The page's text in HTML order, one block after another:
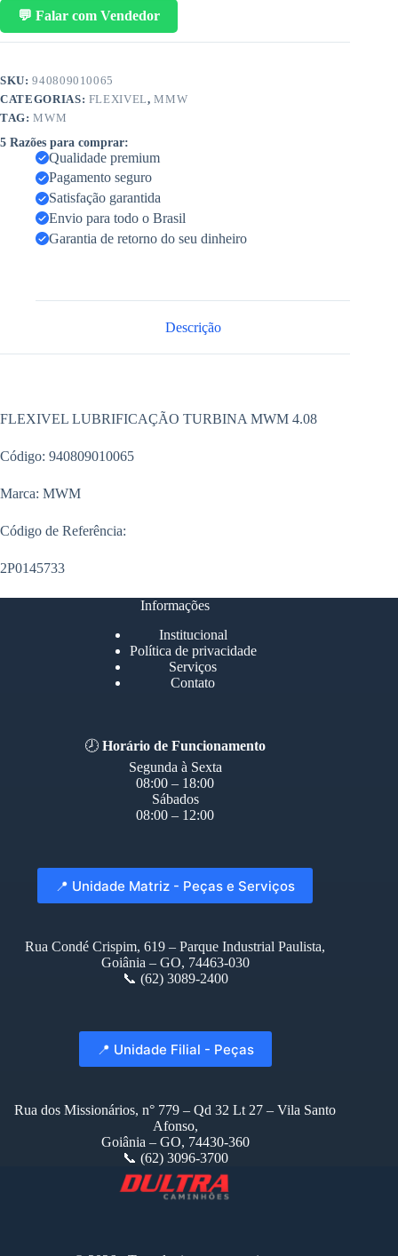
💬 Falar com Vendedor
SKU:940809010065
CATEGORIAS: FLEXIVEL,MMW
TAG:MWM
5 Razões para comprar:
Qualidade premium
Pagamento seguro
Satisfação garantida
Envio para todo o Brasil
Garantia de retorno do seu dinheiro
Descrição
FLEXIVEL LUBRIFICAÇÃO TURBINA MWM 4.08
Código: 940809010065
Marca: MWM
Código de Referência:
2P0145733
Informações
Institucional
Política de privacidade
Serviços
Contato
🕗Horário de Funcionamento
Segunda à Sexta
08:00 – 18:00
Sábados
08:00 – 12:00
📍 Unidade Matriz - Peças e Serviços
Rua Condé Crispim, 619 – Parque Industrial Paulista,
Goiânia – GO, 74463-030
📞 (62) 3089-2400
📍 Unidade Filial - Peças
Rua dos Missionários, n° 779 – Qd 32 Lt 27 – Vila Santo
Afonso,
Goiânia – GO, 74430-360
📞 (62) 3096-3700